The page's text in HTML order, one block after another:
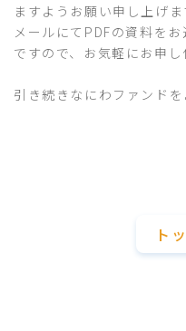
ますようお願い申し上げま
メールにてPDFの資料を
ですので、お気軽にお申し
引き続きなにわファンド
ト